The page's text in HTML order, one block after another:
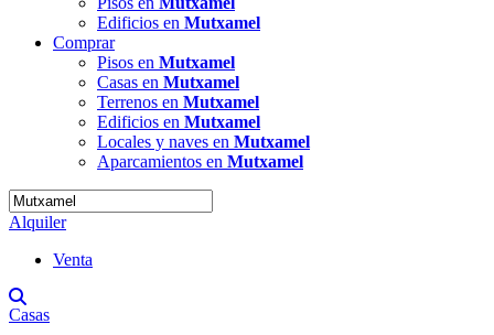
Edificios en Mutxamel
Comprar
Pisos en Mutxamel
Casas en Mutxamel
Terrenos en Mutxamel
Edificios en Mutxamel
Locales y naves en Mutxamel
Aparcamientos en Mutxamel
Alquiler
Venta
Casas